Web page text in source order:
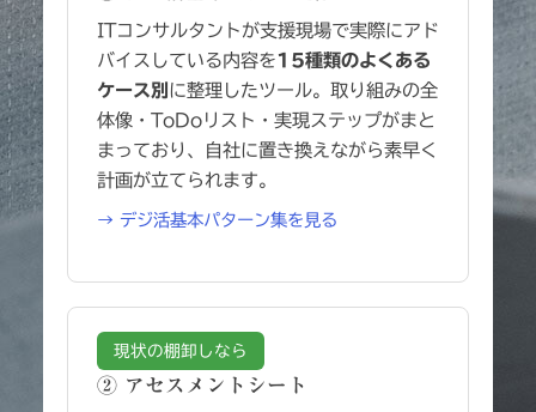
ITコンサルタントが支援現場で実際にアド
バイスしている内容を15種類のよくある
ケース別 に整理したツール。取り組みの全
体像・ToDoリスト・実現ステップがまと
まっており、自社に置き換えながら素早く
計画が立てられます。
→ デジ活基本パターン集を見る
現状の棚卸しなら
② アセスメントシート